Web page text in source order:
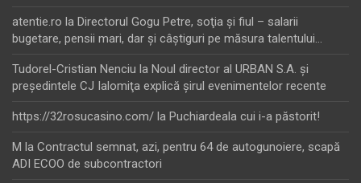
atentie.ro la Directorul Gogu Petre, soţia şi fiul – salarii
bugetare, pensii mari, dar şi câştiguri pe măsura talentului…
Tudorel-Cristian Nenciu la Noul director al URBAN S.A. şi
preşedintele CJ Ialomiţa explică şirul evenimentelor recente
https://32rosucasino.com/ la Puchiardeala cui i-a păstorit!
M la Contractul semnat, azi, pentru 64 de autogunoiere, scapă
ADI ECOO de subcontractori